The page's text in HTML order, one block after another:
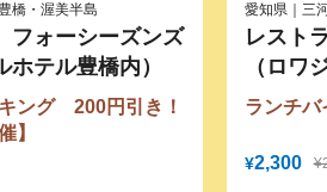
橋・渥美半島
ォーシーズンズ
ホテル豊橋内）
ング 200円引き！
】
愛知県｜三
レスト
（ロワ
ランチ
¥2,300